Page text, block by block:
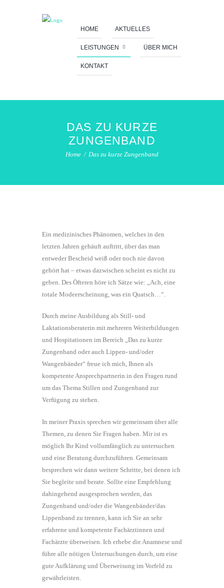
HOME AKTUELLES
LEISTUNGEN ÜBER MICH
KONTAKT
DAS ZU KURZE
ZUNGENBAND
Home Das zu kurze Zungenband
Ein medizinisches Phänomen, welches in den
letzten Jahren gehäuft auftritt, über das man
entweder Bescheid weiß oder noch nie davon
gehört hat – etwas dazwischen scheint es nicht zu
geben. Des Öfteren höre ich Sätze wie: „Ach, eine
totale Modeerscheinung, was ein Quatsch…“.
Durch meine Ausbildung als Still- und
Laktationsberaterin mit mehreren Weiterbildungen
und Hospitationen im Bereich „Das zu kurze
Zungenband oder auch Lippen- und/oder
Wangenbänder“ freue ich mich, Ihnen als
kompetente Ansprechpartnerin in den Fragen rund
um das Thema Stillen und Zungenband zur
Verfügung zu stehen.
In meiner Praxis sprechen wir gemeinsam über alle
Themen, zu denen Sie Fragen haben. Mir ist es
möglich Ihr Kind vollumfänglich zu untersuchen
und eine Beratung durchzuführen. Gemeinsam
besprechen wir dann weitere Schritte, bei denen ich
Sie begleite und berate. Sollte eine Empfehlung
dahingehend ausgesprochen werden, das
Zungenband und/oder die Wangenbänder/das
Lippenband zu trennen, kann ich Sie an sehr
erfahrene und kompetente Fachärztinnen und
Fachärzte überweisen. Ich erhebe die Anamnese und
führe alle nötigen Untersuchungen durch, um eine
gute Aufklärung und Überweisung im Vorfeld zu
gewährleisten.